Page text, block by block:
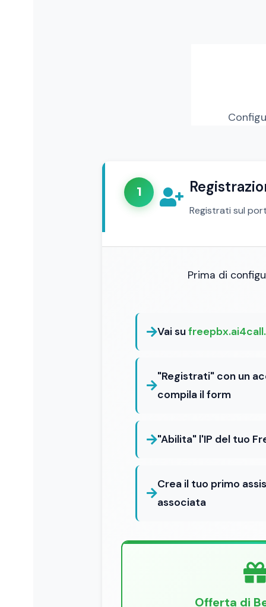
1
Registrati sul
Prima di
Vai su
"Registrati" con un
compila il form
"Abilita" l'IP del tuo
Crea il tuo primo
associata
Offerta di